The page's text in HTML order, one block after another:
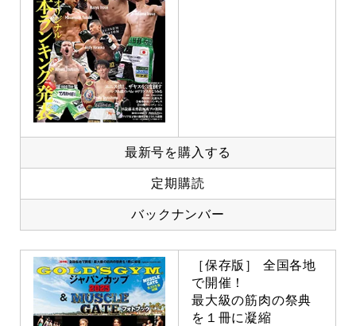
最新号を購入する
定期購読
バックナンバー
［保存版］ 全国各地
で開催！
最大級の筋肉の祭典
を１冊に凝縮